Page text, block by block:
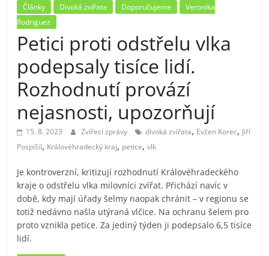
Články Divoká zvířata Doporučujeme
Veronika
Rodriguez
Petici proti odstřelu vlka
podepsaly tisíce lidí.
Rozhodnutí provází
nejasnosti, upozorňují
15. 8. 2023 Zvířecí zprávy divoká zvířata, Evžen Korec, Jiří
Pospíšil, Královéhradecký kraj, petice,vlk
Je kontroverzní, kritizují rozhodnutí Královéhradeckého
kraje o odstřelu vlka milovníci zvířat. Přichází navíc v
době, kdy mají úřady šelmy naopak chránit – v regionu se
totiž nedávno našla utýraná vlčice. Na ochranu šelem pro
proto vznikla petice. Za jediný týden ji podepsalo 6,5 tisíce
lidí.